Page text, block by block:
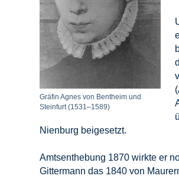
Gräfin Agnes von Bentheim und
Steinfurt (1531–1589)
Nienburg beigesetzt.
Amtsenthebung 1870 wirkte er
Gittermann das 1840 von